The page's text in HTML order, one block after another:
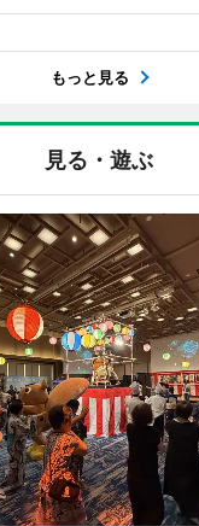
もっと見る
見る・遊ぶ